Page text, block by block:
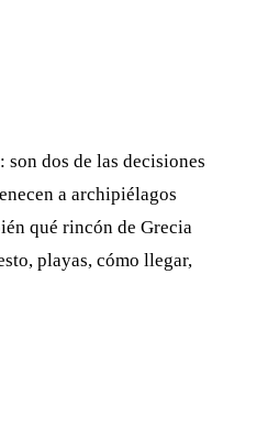
dos de las decisiones
a archipiélagos
qué rincón de Grecia
playas, cómo llegar,